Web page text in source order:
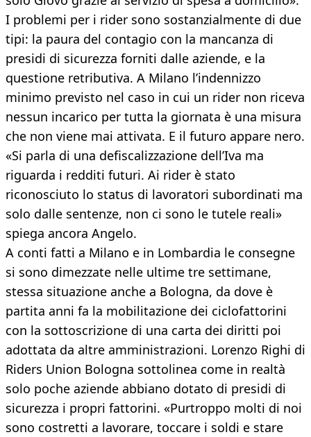
I problemi per i rider sono sostanzialmente di due
tipi: la paura del contagio con la mancanza di
presidi di sicurezza forniti dalle aziende, e la
questione retributiva. A Milano l’indennizzo
minimo previsto nel caso in cui un rider non riceva
nessun incarico per tutta la giornata è una misura
che non viene mai attivata. E il futuro appare nero.
«Si parla di una defiscalizzazione dell’Iva ma
riguarda i redditi futuri. Ai rider è stato
riconosciuto lo status di lavoratori subordinati ma
solo dalle sentenze, non ci sono le tutele reali»
spiega ancora Angelo.
A conti fatti a Milano e in Lombardia le consegne
si sono dimezzate nelle ultime tre settimane,
stessa situazione anche a Bologna, da dove è
partita anni fa la mobilitazione dei ciclofattorini
con la sottoscrizione di una carta dei diritti poi
adottata da altre amministrazioni. Lorenzo Righi di
Riders Union Bologna sottolinea come in realtà
solo poche aziende abbiano dotato di presidi di
sicurezza i propri fattorini. «Purtroppo molti di noi
sono costretti a lavorare, toccare i soldi e stare